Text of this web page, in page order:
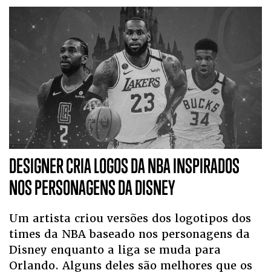
DESIGNER CRIA LOGOS DA NBA INSPIRADOS
NOS PERSONAGENS DA DISNEY
Um artista criou versões dos logotipos dos
times da NBA baseado nos personagens da
Disney enquanto a liga se muda para
Orlando. Alguns deles são melhores que os